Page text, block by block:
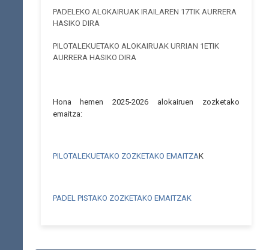
PADELEKO ALOKAIRUAK IRAILAREN 17TIK AURRERA
HASIKO DIRA
PILOTALEKUETAKO ALOKAIRUAK URRIAN 1ETIK
AURRERA HASIKO DIRA
Hona hemen 2025-2026 alokairuen zozketako
emaitza:
PILOTALEKUETAKO ZOZKETAKO EMAITZAK
PADEL PISTAKO ZOZKETAKO EMAITZAK